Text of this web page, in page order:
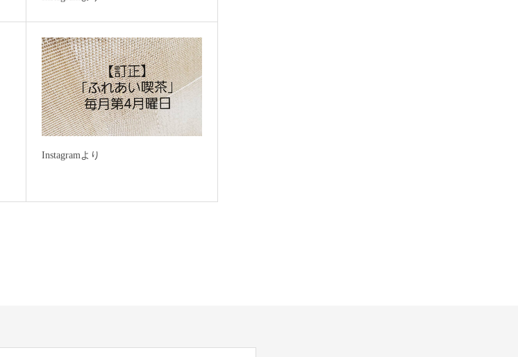
Instagramより